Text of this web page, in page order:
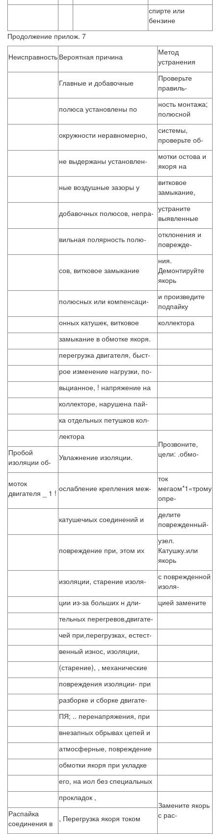
спирте или
бензине
Продолжение прилож. 7
Неисправность Вероятная причина
Метод
устранения
Главные и добавочные
Проверьте
правиль-
полюса установлены по
ность монтажа;
полюсной
окружности неравномерно,
системы,
проверьте об-
не выдержаны установлен-
мотки остова и
якоря на
ные воздушные зазоры у
витковое
замыкание,
добавочных полюсов, непра- устраните
выявленные
вильная полярность полю-
отклонения и
поврежде-
сов, витковое замыкание
ния.
Демонтируйте
якорь
полюсных или компенсаци-
и произведите
подпайку
онных катушек, витковое
коллектора
замыкание в обмотке якоря.
перегрузка двигателя, быст-
рое изменение нагрузки, по-
вьцианное, ! напряжение на
коллекторе, нарушена пай-
ка отдельных петушков кол-
лектора
Прозвоните,
цели: .обмо-
Пробой
изоляции об-
Увлажнение изоляции.
моток
двигателя _ 1 ! ослабление крепления меж-
ток
мегаом*1«трому
опре-
катушечиых соединений и
делите
поврежденный-
повреждение при, этом их
узел.
Катушку.или
якорь
изоляции, старение изоля-
с поврежденной
изоля-
ции из-за больших н дли-
цией замените
тельных перегревов,двигате-
чей при,перегрузках, естест-
венный износ, изоляции,
(старение), , механические
повреждения изоляции- при
разборке и сборке двигате-
ПЯ; .. перенапряжения, при
внезапных обрывах цепей и
атмосферные, повреждение
обмотки якоря при укладке
его, на иол без специальных
прокладок ,
Замените якорь
с рас-
Распайка
соединения в
, Перегрузка якоря током